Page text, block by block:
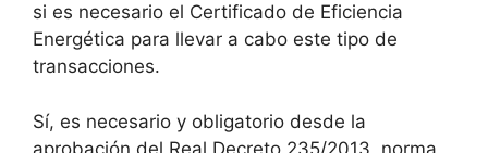
si es necesario el Certificado de Eficiencia
Energética para llevar a cabo este tipo de
transacciones.
Sí, es necesario y obligatorio desde la
aprobación del Real Decreto 235/2013, norma